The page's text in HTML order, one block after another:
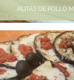
ALITAS DE POLLO